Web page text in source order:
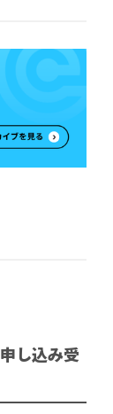
し込み受